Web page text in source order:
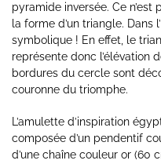
pyramide inversée. Ce
la forme d’un triangle. Dans
symbolique ! En effet, le
représente donc l’élévation
bordures du cercle sont
couronne du triomphe.
L’amulette d’inspiration
composée d’un pendentif
d’une chaîne couleur or (60